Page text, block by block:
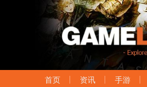
首页 资讯 手游